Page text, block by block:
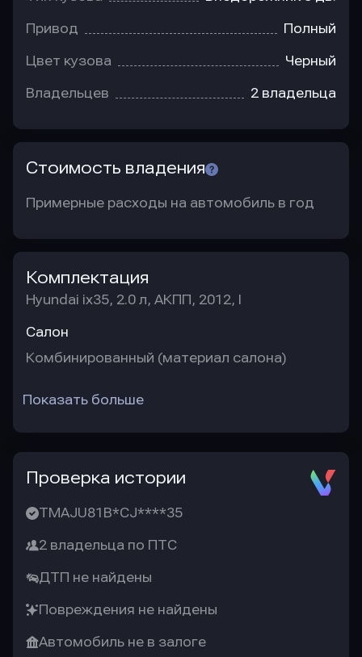
Привод Полный
Цвет кузова Черный
Владельцев 2 владельца
Стоимость владения
Примерные расходы на автомобиль в год
Комплектация
Hyundai ix35, 2.0 л, АКПП, 2012, I
Салон
Комбинированный (материал салона)
Показать больше
Проверка истории
TMAJU81B*CJ****35
2 владельца по ПТС
ДТП не найдены
Повреждения не найдены
Автомобиль не в залоге